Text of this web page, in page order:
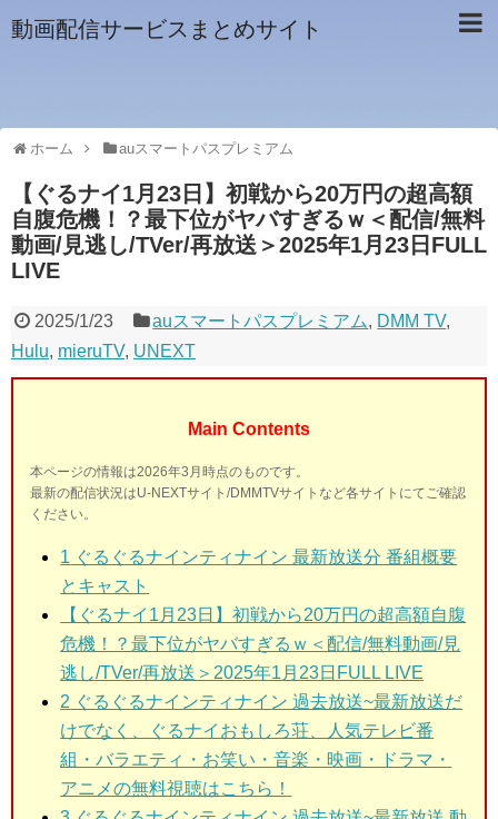
動画配信サービスまとめサイト
ホーム auスマートパスプレミアム
【ぐるナイ1月23日】初戦から20万円の超高額
自腹危機！？最下位がヤバすぎるｗ＜配信/無料
動画/見逃し/TVer/再放送＞2025年1月23日FULL
LIVE
2025/1/23 auスマートパスプレミアム, DMM TV,
Hulu, mieruTV, UNEXT
Main Contents
本ページの情報は2026年3月時点のものです。
最新の配信状況はU-NEXTサイト/DMMTVサイトなど各サイトにてご確認
ください。
1 ぐるぐるナインティナイン 最新放送分 番組概要
とキャスト
【ぐるナイ1月23日】初戦から20万円の超高額自腹
危機！？最下位がヤバすぎるｗ＜配信/無料動画/見
逃し/TVer/再放送＞2025年1月23日FULL LIVE
2 ぐるぐるナインティナイン 過去放送~最新放送だ
けでなく、ぐるナイおもしろ荘、人気テレビ番
組・バラエティ・お笑い・音楽・映画・ドラマ・
アニメの無料視聴はこちら！